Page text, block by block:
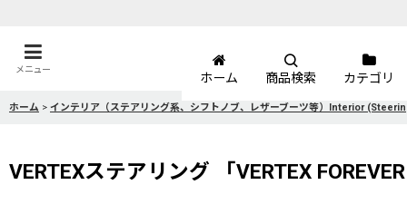
メニュー
ホーム 商品検索 カテゴリ
ホーム > インテリア（ステアリング系、シフトノブ、レザーブーツ等）Interior
VERTEXステアリング 「VERTEX